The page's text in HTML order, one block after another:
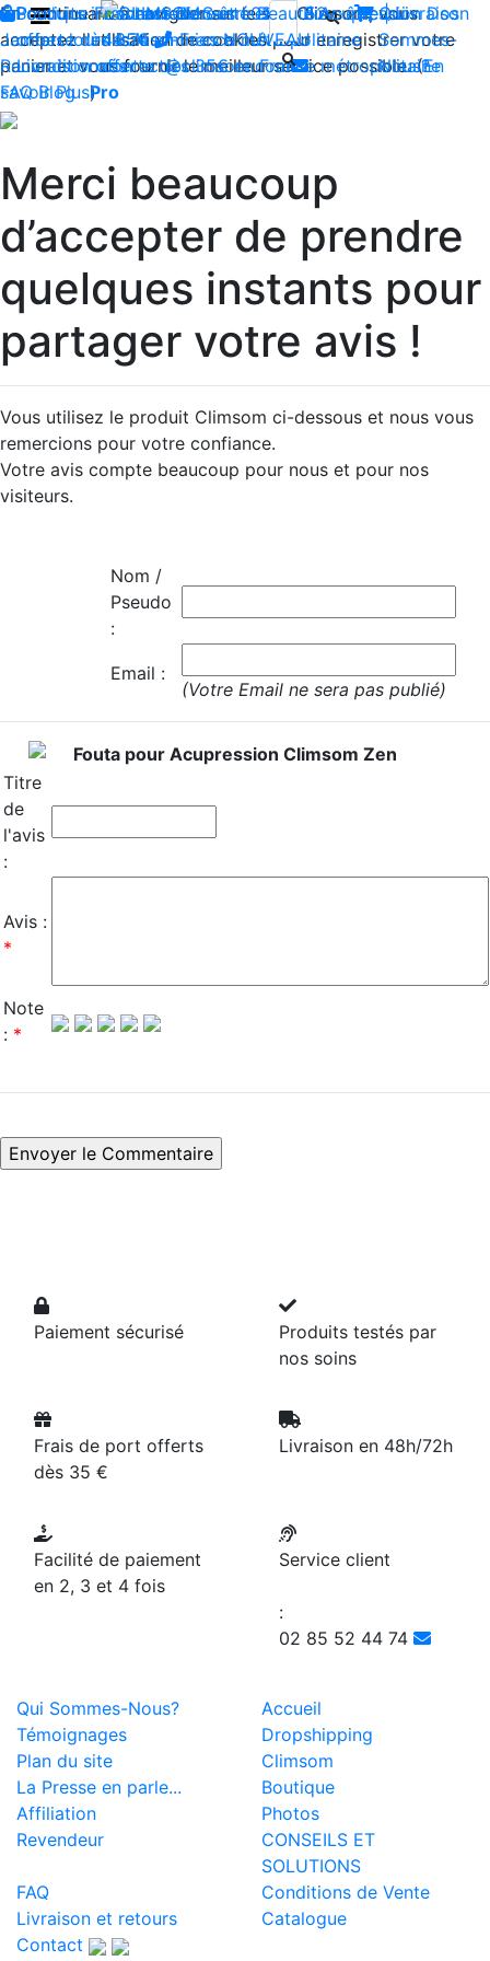
En continuant à naviguer sur le site Climsom, vous
acceptez l'utilisation de cookies pour enregistrer votre
panier et vous fournir le meilleur service possible. (En
savoir Plus)
Produits innovants de Santé et de Bien-être | Livraison
offerte dès 35€ en France métropolitaine
Livraison offerte dès 35€ en France métropolitaine
Contactez-nous : 02 85 52
44 74
-
contact@climsom.com
Qui
Sommes-
Nous?
Boutique Fraîcheur Bien-être Beauté Acupression Dos
Jambes lourdes Insomnies NOUVEAU
Reconditionnés
FAQ Blog Pro
Merci beaucoup
d’accepter de prendre
quelques instants pour
partager votre avis !
Vous utilisez le produit Climsom ci-dessous et nous vous
remercions pour votre confiance.
Votre avis compte beaucoup pour nous et pour nos
visiteurs.
Nom /
Pseudo
:
Email :
(Votre Email ne sera pas publié)
Fouta pour Acupression Climsom Zen
Titre
de
l'avis
:
Avis :
*
Note
: *
Paiement sécurisé
Produits testés par
nos soins
Frais de port offerts
dès 35 €
Livraison en 48h/72h
Facilité de paiement
en 2, 3 et 4 fois
Service client
:
02 85 52 44 74
Qui Sommes-Nous?
Accueil
Témoignages
Dropshipping
Plan du site
Climsom
La Presse en parle...
Boutique
Affiliation
Photos
Revendeur
CONSEILS ET
SOLUTIONS
FAQ
Conditions de Vente
Livraison et retours
Catalogue
Contact